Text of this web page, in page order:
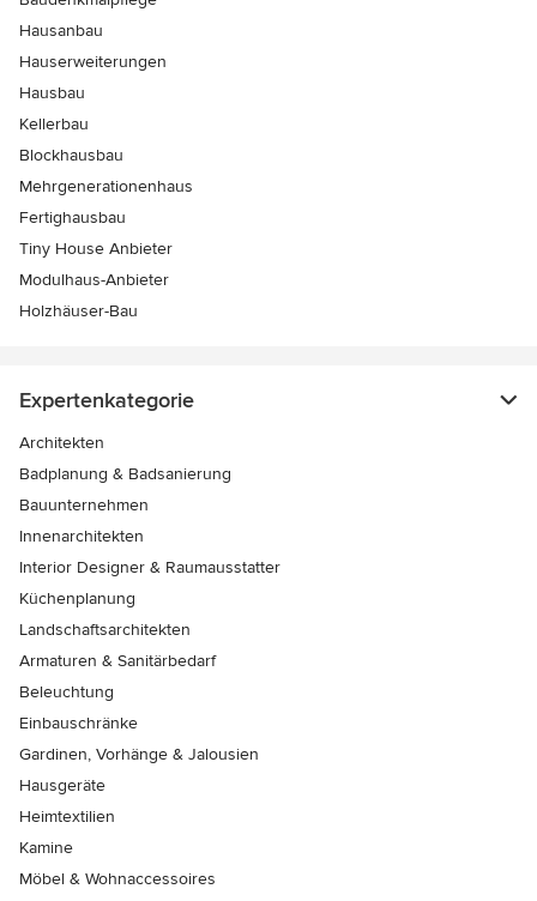
Hausanbau
Hauserweiterungen
Hausbau
Kellerbau
Blockhausbau
Mehrgenerationenhaus
Fertighausbau
Tiny House Anbieter
Modulhaus-Anbieter
Holzhäuser-Bau
Expertenkategorie
Architekten
Badplanung & Badsanierung
Bauunternehmen
Innenarchitekten
Interior Designer & Raumausstatter
Küchenplanung
Landschaftsarchitekten
Armaturen & Sanitärbedarf
Beleuchtung
Einbauschränke
Gardinen, Vorhänge & Jalousien
Hausgeräte
Heimtextilien
Kamine
Möbel & Wohnaccessoires